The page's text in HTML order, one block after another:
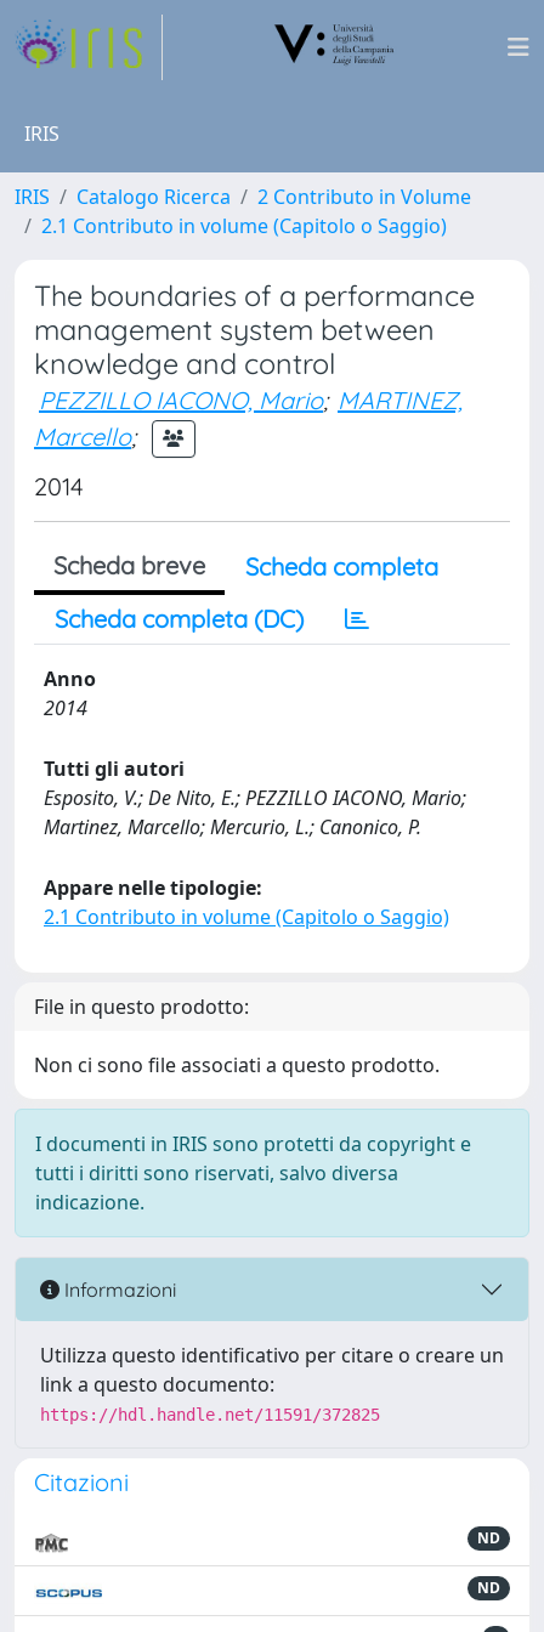
IRIS
IRIS Catalogo Ricerca
2 Contributo in Volume
2.1 Contributo in volume (Capitolo o Saggio)
The boundaries of a performance
management system between
knowledge and control
PEZZILLO IACONO, Mario; MARTINEZ,
Marcello;
2014
Scheda breve
Scheda completa
Scheda completa (DC)
Anno
2014
Tutti gli autori
Esposito, V.; De Nito, E.; PEZZILLO IACONO, Mario;
Martinez, Marcello; Mercurio, L.; Canonico, P.
Appare nelle tipologie:
2.1 Contributo in volume (Capitolo o Saggio)
File in questo prodotto:
Non ci sono file associati a questo prodotto.
I documenti in IRIS sono protetti da copyright e
tutti i diritti sono riservati, salvo diversa
indicazione.
Informazioni
Utilizza questo identificativo per citare o creare un
link a questo documento:
https://hdl.handle.net/11591/372825
Citazioni
ND
ND